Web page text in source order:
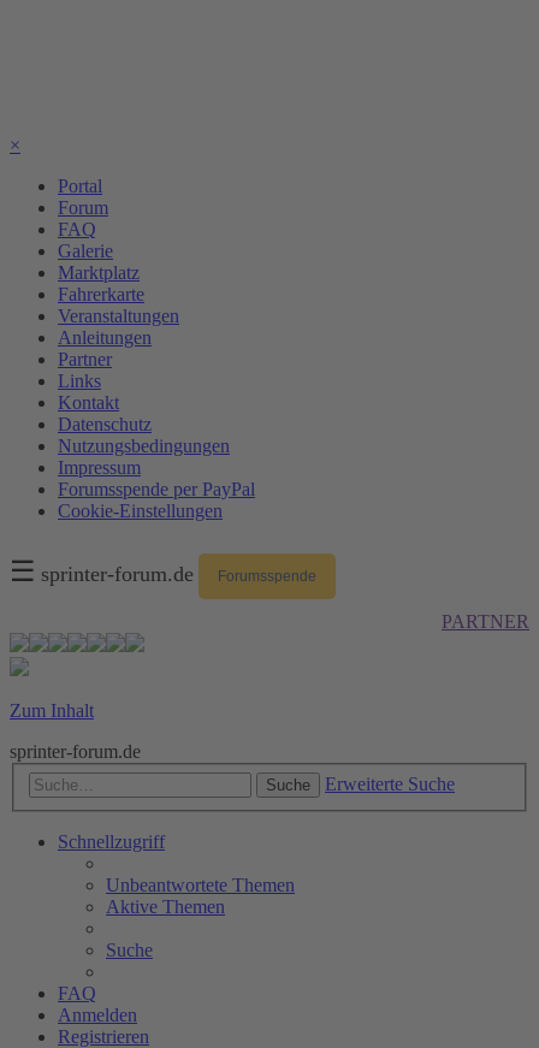
×
Portal
Forum
FAQ
Galerie
Marktplatz
Fahrerkarte
Veranstaltungen
Anleitungen
Partner
Links
Kontakt
Datenschutz
Nutzungsbedingungen
Impressum
Forumsspende per PayPal
Cookie-Einstellungen
☰ sprinter-forum.de Forumsspende
PARTNER
Zum Inhalt
sprinter-forum.de
Suche Erweiterte Suche
Schnellzugriff
Unbeantwortete Themen
Aktive Themen
Suche
FAQ
Anmelden
Registrieren